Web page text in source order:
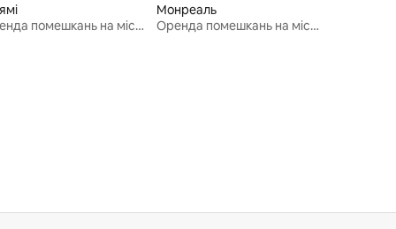
Оренда помешкань на місяць
Монреаль
Оренда помешкань на місяць